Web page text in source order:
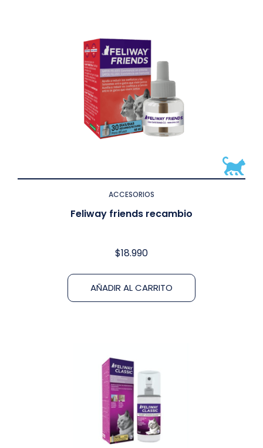
ACCESORIOS
Feliway friends recambio
$18.990
AÑADIR AL CARRITO